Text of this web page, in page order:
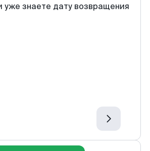
уже знаете дату возвращения